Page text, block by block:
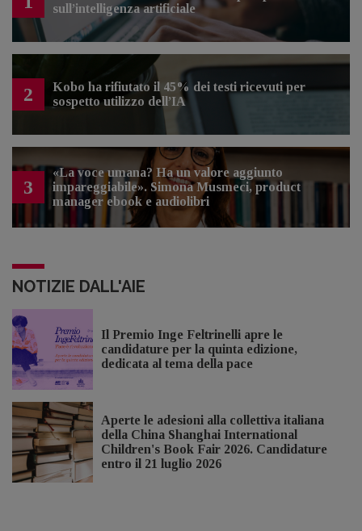
sull’intelligenza artificiale
2
Kobo ha rifiutato il 45% dei testi ricevuti per
sospetto utilizzo dell’IA
3
«La voce umana? Ha un valore aggiunto
impareggiabile». Simona Musmeci, product
manager ebook e audiolibri
NOTIZIE DALL'AIE
Il Premio Inge Feltrinelli apre le
candidature per la quinta edizione,
dedicata al tema della pace
Aperte le adesioni alla collettiva italiana
della China Shanghai International
Children's Book Fair 2026. Candidature
entro il 21 luglio 2026